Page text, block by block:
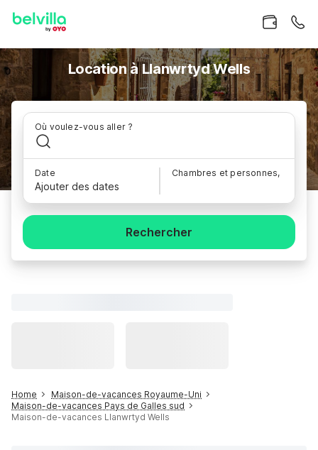
Location à Llanwrtyd Wells
Où voulez-vous aller ?
Date
Ajouter des dates
Chambres et personnes,
Rechercher
Home
Maison-de-vacances Royaume-Uni
Maison-de-vacances Pays de Galles sud
Maison-de-vacances Llanwrtyd Wells